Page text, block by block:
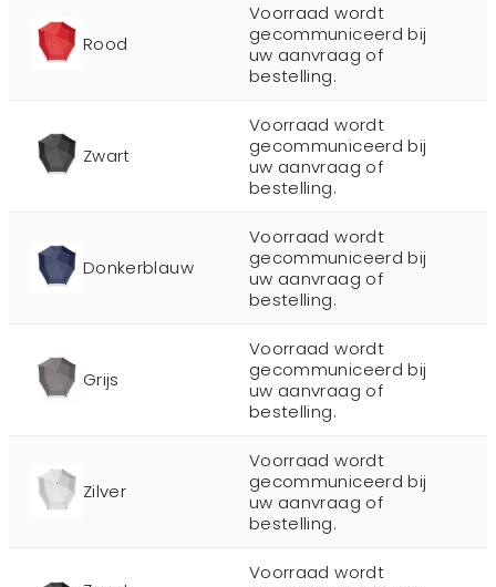
Rood
Voorraad wordt
gecommuniceerd bij
uw aanvraag of
bestelling.
Zwart
Voorraad wordt
gecommuniceerd bij
uw aanvraag of
bestelling.
Donkerblauw
Voorraad wordt
gecommuniceerd bij
uw aanvraag of
bestelling.
Grijs
Voorraad wordt
gecommuniceerd bij
uw aanvraag of
bestelling.
Zilver
Voorraad wordt
gecommuniceerd bij
uw aanvraag of
bestelling.
Voorraad wordt